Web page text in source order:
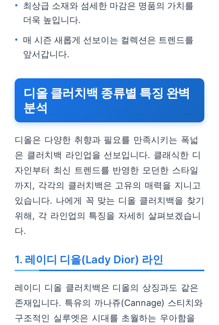
최상급 소재와 섬세한 마감은 명품의 가치를
더욱 높입니다.
매 시즌 새롭게 선보이는 컬렉션은 트렌드를
앞서갑니다.
디올 클러치백 종류별 특징 완벽
분석
디올은 다양한 취향과 필요를 만족시키는 폭넓
은 클러치백 라인업을 선보입니다. 클래식한 디
자인부터 최신 트렌드를 반영한 모던한 스타일
까지, 각각의 클러치백은 고유의 매력을 지니고
있습니다. 나에게 꼭 맞는 디올 클러치백을 찾기
위해, 각 라인업의 특징을 자세히 살펴보겠습니
다.
1. 레이디 디올(Lady Dior) 라인
레이디 디올 클러치백은 디올의 상징과도 같은
존재입니다. 특유의 까나쥬(Cannage) 스티치와
구조적인 실루엣은 시대를 초월하는 우아함을